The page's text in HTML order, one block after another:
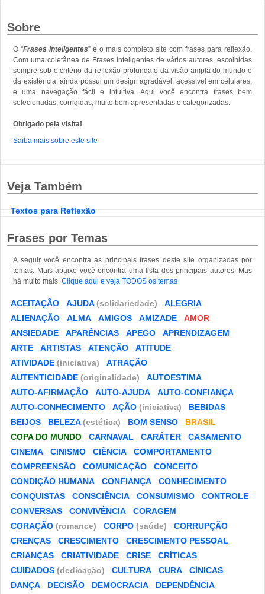
Sobre
O “Frases Inteligentes” é o mais completo site com frases para reflexão.
Com uma coletânea de Frases Inteligentes de vários autores, escolhidas
sempre sob o critério da reflexão profunda e da visão ampla do mundo e
da existência, ainda possui um design agradável, acessível em celulares,
e uma navegação fácil e intuitiva. Aqui você encontra frases bem
selecionadas, corrigidas, muito bem apresentadas e categorizadas.
Obrigado pela visita!
Saiba mais sobre este site
Veja Também
Textos para Reflexão
Frases por Temas
A seguir você encontra as principais frases deste site organizadas por
temas. Mais abaixo você encontra uma lista dos principais autores. Mas
há muito mais: Clique aqui e veja TODOS os temas
ACEITAÇÃO AJUDA(solidariedade)
ALEGRIA
ALIENAÇÃO
ALMA AMIGOS AMIZADE
AMOR
ANSIEDADE
APARÊNCIAS APEGO
APRENDIZAGEM
ARTE
ARTISTAS ATENÇÃO
ATITUDE
ATIVIDADE (iniciativa)
ATRAÇÃO
AUTENTICIDADE (originalidade)
AUTOESTIMA
AUTO-AFIRMAÇÃO
AUTO-AJUDA
AUTO-CONFIANÇA
AUTO-CONHECIMENTO
AÇÃO (iniciativa)
BEBIDAS
BEIJOS
BELEZA(estética) BOM SENSO
BRASIL
COPA DO MUNDO
CARNAVAL CARÁTER
CASAMENTO
CINEMA
CINISMO CIÊNCIA
COMPORTAMENTO
COMPREENSÃO
COMUNICAÇÃO
CONCEITO
CONDIÇÃO HUMANA
CONFIANÇA
CONHECIMENTO
CONQUISTAS
CONSCIÊNCIA CONSUMISMO
CONTROLE
CONVERSAS
CONVIVÊNCIA
CORAGEM
CORAÇÃO (romance) CORPO (saúde)
CORRUPÇÃO
CRENÇAS
CRESCIMENTO
CRESCIMENTO PESSOAL
CRIANÇAS
CRIATIVIDADE CRISE
CRÍTICAS
CUIDADOS (dedicação) CULTURA CURA
CÍNICAS
DANÇA
DECISÃO DEMOCRACIA DEPENDÊNCIA